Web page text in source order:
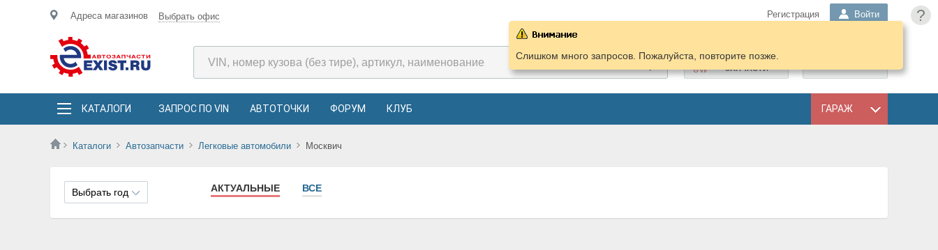
?
Адреса магазинов Выбрать офис Регистрация Войти
ПОДОБРАТЬ
ЗАПЧАСТИ
КАТАЛОГИ ЗАПРОС ПО VIN АВТОТОЧКИ ФОРУМ КЛУБ ГАРАЖ
Каталоги Автозапчасти Легковые автомобили Москвич
Слишком много запросов. Пожалуйста, повторите позже.
Выбрать год АКТУАЛЬНЫЕ ВСЕ